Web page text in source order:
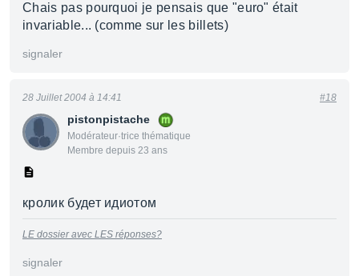
Chais pas pourquoi je pensais que "euro" était
invariable... (comme sur les billets)
signaler
pistonpistache
Modérateur·trice thématique
Membre depuis 23 ans
28 Juillet 2004 à 14:41 #18
кролик будет идиотом
LE dossier avec LES réponses?
signaler